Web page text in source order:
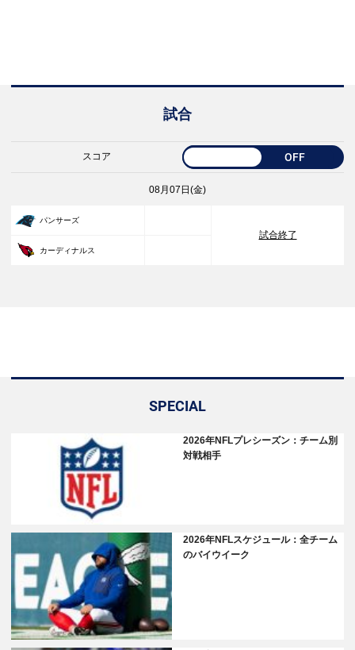
試合
スコア OFF
08月07日(金)
パンサーズ
試合終了
カーディナルス
SPECIAL
2026年NFLプレシーズン：チーム別
対戦相手
2026年NFLスケジュール：全チーム
のバイウイーク